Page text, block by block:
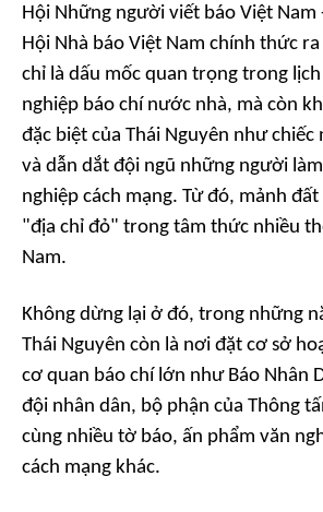
Hội Những người viết báo Việt Nam
Hội Nhà báo Việt Nam chính thức
chỉ là dấu mốc quan trọng trong
nghiệp báo chí nước nhà, mà còn
đặc biệt của Thái Nguyên như
và dẫn dắt đội ngũ những người
nghiệp cách mạng. Từ đó, mảnh
"địa chỉ đỏ" trong tâm thức nhiều
Nam.
Không dừng lại ở đó, trong những
Thái Nguyên còn là nơi đặt cơ sở
cơ quan báo chí lớn như Báo Nhân
đội nhân dân, bộ phận của Thông
cùng nhiều tờ báo, ấn phẩm văn
cách mạng khác.